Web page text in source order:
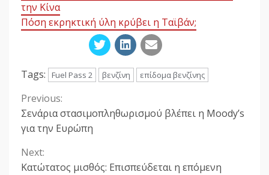
την Κίνα
Πόση εκρηκτική ύλη κρύβει η Ταϊβάν;
Tags: Fuel Pass 2 βενζίνη επίδομα βενζίνης
Continue
Reading
Previous:
Σενάρια στασιμοπληθωρισμού βλέπει η Μοody’s
για την Ευρώπη
Next:
Κατώτατος μισθός: Επισπεύδεται η επόμενη